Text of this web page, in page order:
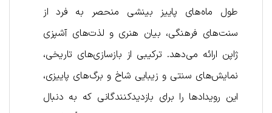
طول ماه‌های پاییز بینشی منحصر به فرد از
سنت‌های فرهنگی، بیان هنری و لذت‌های آشپزی
ژاپن ارائه می‌دهد. ترکیبی از بازسازی‌های تاریخی،
نمایش‌های سنتی و زیبایی شاخ و برگ‌های پاییزی،
این رویدادها را برای بازدیدکنندگانی که به دنبال